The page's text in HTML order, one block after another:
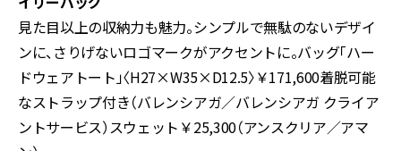
見た目以上の収納力も魅力。シンプルで無駄のないデザイ
ンに、さりげないロゴマークがアクセントに。バッグ「ハー
ドウェアトート」〈H27×W35×D12.5〉￥171,600着脱可能
なストラップ付き（バレンシアガ／バレンシアガ クライア
ントサービス）スウェット￥25,300（アンスクリア／アマ